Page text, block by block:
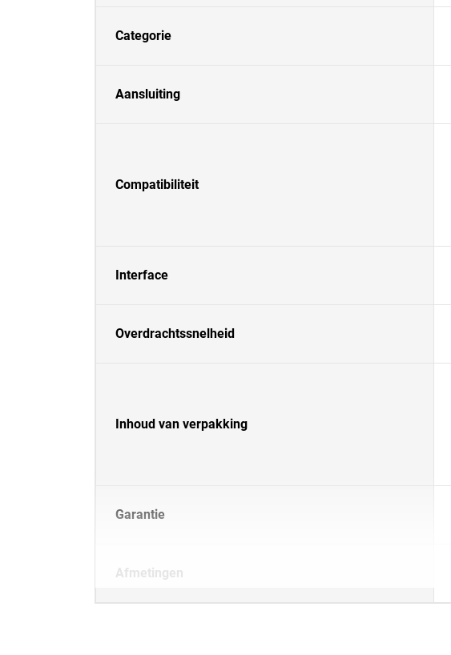
Categorie
Aansluiting
Compatibiliteit
Interface
Overdrachtssnelheid
Inhoud van verpakking
Garantie
Afmetingen